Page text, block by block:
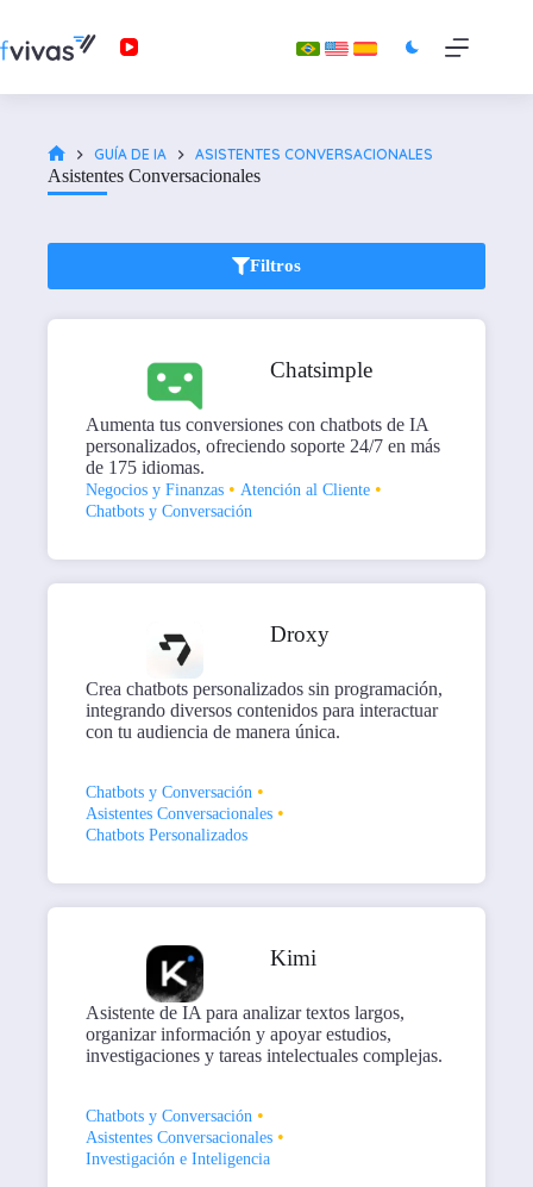
GUÍA DE IA ASISTENTES CONVERSACIONALES
Asistentes Conversacionales
Filtros
Chatsimple
Aumenta tus conversiones con chatbots de IA
personalizados, ofreciendo soporte 24/7 en más
de 175 idiomas.
Negocios y Finanzas • Atención al Cliente •
Chatbots y Conversación
Droxy
Crea chatbots personalizados sin programación,
integrando diversos contenidos para interactuar
con tu audiencia de manera única.
Chatbots y Conversación •
Asistentes Conversacionales •
Chatbots Personalizados
Kimi
Asistente de IA para analizar textos largos,
organizar información y apoyar estudios,
investigaciones y tareas intelectuales complejas.
Chatbots y Conversación •
Asistentes Conversacionales •
Investigación e Inteligencia